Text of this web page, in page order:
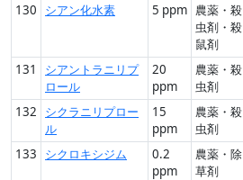
130
シアン化水素 5 ppm 農薬・殺
虫剤・殺
鼠剤
131
シアントラニリプ
ロール
20
ppm
農薬・殺
虫剤
132
シクラニリプロー
ル
15
ppm
農薬・殺
虫剤
133 シクロキシジム
0.2
ppm
農薬・除
草剤